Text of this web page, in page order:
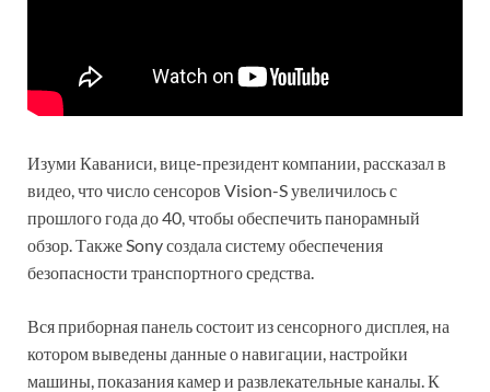
Изуми Каваниси, вице-президент компании, рассказал в
видео, что число сенсоров Vision-S увеличилось с
прошлого года до 40, чтобы обеспечить панорамный
обзор. Также Sony создала систему обеспечения
безопасности транспортного средства.
Вся приборная панель состоит из сенсорного дисплея, на
котором выведены данные о навигации, настройки
машины, показания камер и развлекательные каналы. К